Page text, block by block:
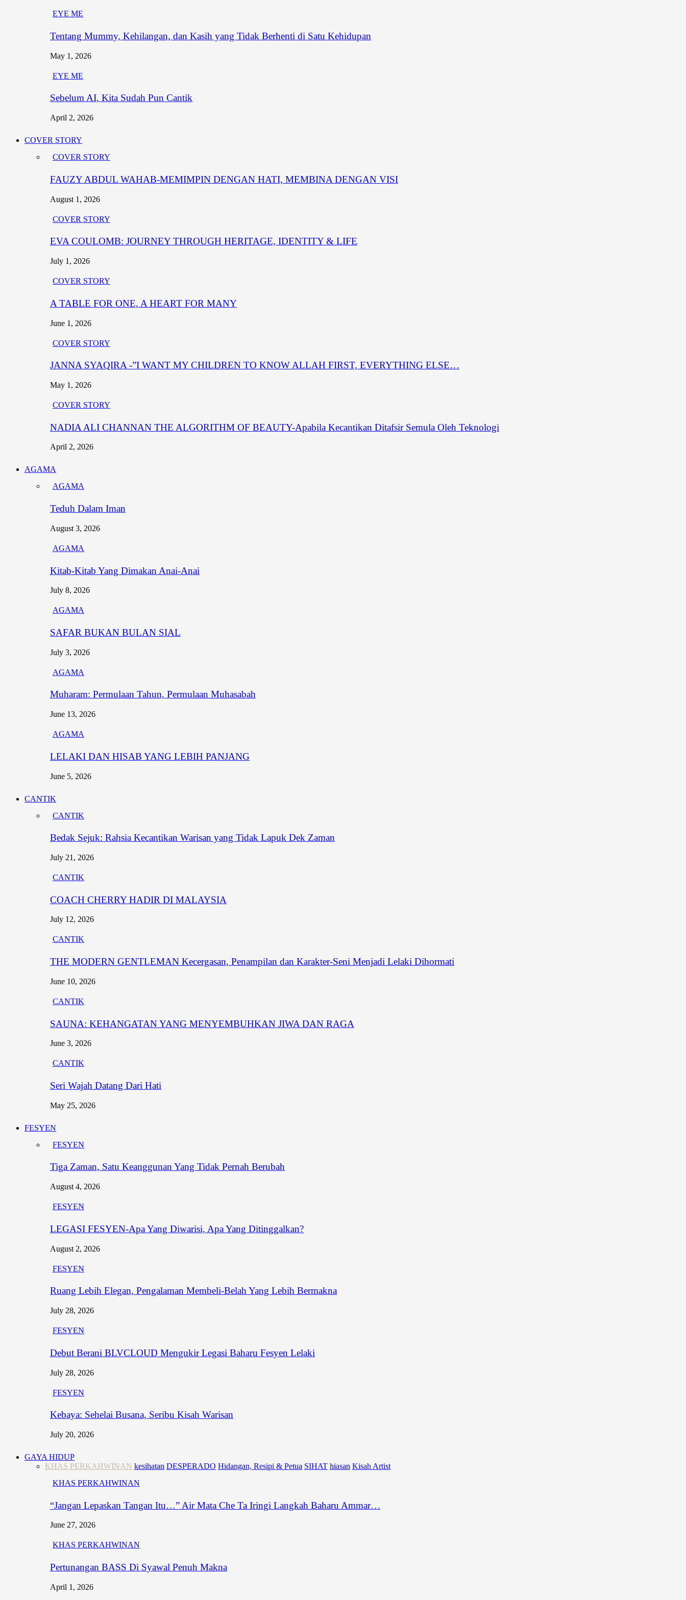
EYE ME
Tentang Mummy, Kehilangan, dan Kasih yang Tidak Berhenti di Satu Kehidupan
May 1, 2026
EYE ME
Sebelum AI, Kita Sudah Pun Cantik
April 2, 2026
COVER STORY
COVER STORY
FAUZY ABDUL WAHAB-MEMIMPIN DENGAN HATI, MEMBINA DENGAN VISI
August 1, 2026
COVER STORY
EVA COULOMB: JOURNEY THROUGH HERITAGE, IDENTITY & LIFE
July 1, 2026
COVER STORY
A TABLE FOR ONE, A HEART FOR MANY
June 1, 2026
COVER STORY
JANNA SYAQIRA -”I WANT MY CHILDREN TO KNOW ALLAH FIRST, EVERYTHING ELSE…
May 1, 2026
COVER STORY
NADIA ALI CHANNAN THE ALGORITHM OF BEAUTY-Apabila Kecantikan Ditafsir Semula Oleh Teknologi
April 2, 2026
AGAMA
AGAMA
Teduh Dalam Iman
August 3, 2026
AGAMA
Kitab-Kitab Yang Dimakan Anai-Anai
July 8, 2026
AGAMA
SAFAR BUKAN BULAN SIAL
July 3, 2026
AGAMA
Muharam: Permulaan Tahun, Permulaan Muhasabah
June 13, 2026
AGAMA
LELAKI DAN HISAB YANG LEBIH PANJANG
June 5, 2026
CANTIK
CANTIK
Bedak Sejuk: Rahsia Kecantikan Warisan yang Tidak Lapuk Dek Zaman
July 21, 2026
CANTIK
COACH CHERRY HADIR DI MALAYSIA
July 12, 2026
CANTIK
THE MODERN GENTLEMAN Kecergasan, Penampilan dan Karakter-Seni Menjadi Lelaki Dihormati
June 10, 2026
CANTIK
SAUNA: KEHANGATAN YANG MENYEMBUHKAN JIWA DAN RAGA
June 3, 2026
CANTIK
Seri Wajah Datang Dari Hati
May 25, 2026
FESYEN
FESYEN
Tiga Zaman, Satu Keanggunan Yang Tidak Pernah Berubah
August 4, 2026
FESYEN
LEGASI FESYEN-Apa Yang Diwarisi, Apa Yang Ditinggalkan?
August 2, 2026
FESYEN
Ruang Lebih Elegan, Pengalaman Membeli-Belah Yang Lebih Bermakna
July 28, 2026
FESYEN
Debut Berani BLVCLOUD Mengukir Legasi Baharu Fesyen Lelaki
July 28, 2026
FESYEN
Kebaya: Sehelai Busana, Seribu Kisah Warisan
July 20, 2026
GAYA HIDUP
KHAS PERKAHWINAN kesihatan DESPERADO Hidangan, Resipi & Petua SIHAT hiasan Kisah Artist
KHAS PERKAHWINAN
“Jangan Lepaskan Tangan Itu…” Air Mata Che Ta Iringi Langkah Baharu Ammar…
June 27, 2026
KHAS PERKAHWINAN
Pertunangan BASS Di Syawal Penuh Makna
April 1, 2026